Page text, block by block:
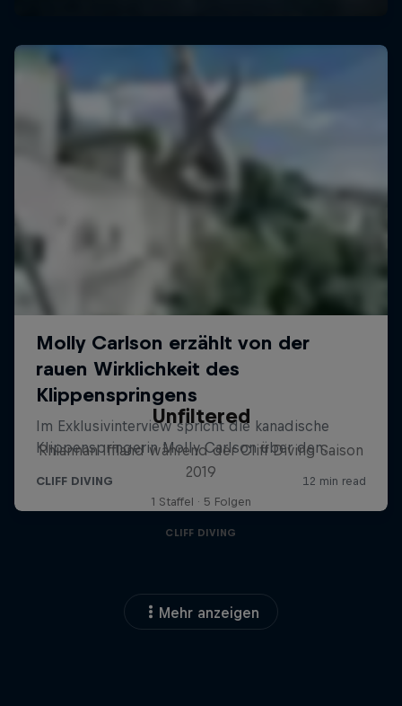
Unfiltered
Rhiannan Iffland während der Cliff Diving Saison
2019
1 Staffel · 5 Folgen
CLIFF DIVING
Mehr anzeigen